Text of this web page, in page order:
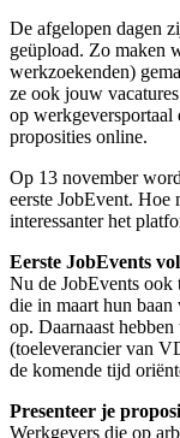
De afgelopen dagen
geüpload. Zo maken
werkzoekenden)
ze ook jouw
op werkgeversportaal
proposities online.
Op 13 november
eerste JobEvent. Hoe
interessanter het
Eerste JobEvents
Nu de JobEvents
die in maart hun baan
op. Daarnaast
(toeleverancier van
de komende tijd
Presenteer je
Werkgevers die op